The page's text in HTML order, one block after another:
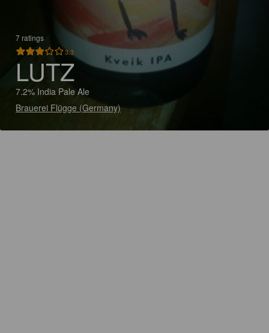
7 ratings
3.3
LUTZ
7.2% India Pale Ale
Brauerei Flügge (Germany)